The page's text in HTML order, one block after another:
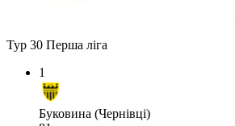
Тур 30 Перша ліга
1
Буковина (Чернівці)